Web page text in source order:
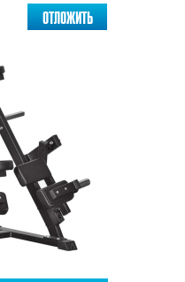
отложить